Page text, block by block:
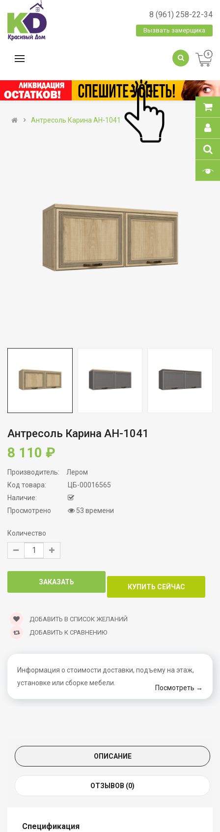
8 (961) 258-22-34
Вызвать замерщика
Антресоль Карина АН-1041
Антресоль Карина АН-1041
8 110 ₽
Производитель:
Лером
Код товара:
ЦБ-00016565
Наличие:
Просмотрено
53 времени
Количество
ДОБАВИТЬ В СПИСОК ЖЕЛАНИЙ
ДОБАВИТЬ К СРАВНЕНИЮ
Информация о стоимости доставки, подъему на этаж,
установке или сборке мебели.
Посмотреть →
ОПИСАНИЕ
ОТЗЫВОВ (0)
Спецификация